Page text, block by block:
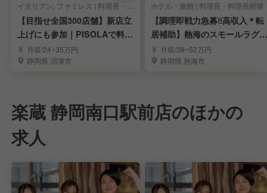
イタリアン, ファミレス | 料理長・料理長候補
【目指せ全国300店舗】新店立
上げにも参加｜PISOLAで料理
長候補募集！
月収/24~35万円
静岡県 沼津市
ホテル・旅館 | 料理長・料理長候補
【調理即戦力急募‼️高収入＊転
居補助】熱海のスモールラグジ
ュアリーホテル
月収/38~52万円
静岡県 熱海市
楽蔵 静岡南口駅前店のほかの
求人